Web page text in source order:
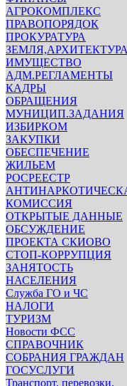
АГРОКОМПЛЕКС
ПРАВОПОРЯДОК
ПРОКУРАТУРА
ИМУЩЕСТВО
АДМ.РЕГЛАМЕНТЫ
КАДРЫ
ОБРАЩЕНИЯ
МУНИЦИП.ЗАДАНИЯ
ИЗБИРКОМ
ЗАКУПКИ
ОБЕСПЕЧЕНИЕ
ЖИЛЬЕМ
РОСРЕЕСТР
КОМИССИЯ
ОТКРЫТЫЕ ДАННЫЕ
ОБСУЖДЕНИЕ
ПРОЕКТА СКИОВО
СТОП-КОРРУПЦИЯ
ЗАНЯТОСТЬ
НАСЕЛЕНИЯ
Служба ГО и ЧС
НАЛОГИ
ТУРИЗМ
Новости ФСС
СПРАВОЧНИК
СОБРАНИЯ ГРАЖДАН
ГОСУСЛУГИ
Транспорт, перевозки,